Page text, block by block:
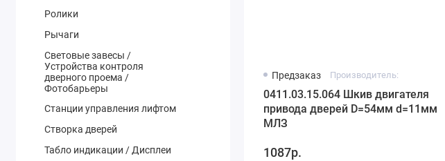
Ролики
Рычаги
Световые завесы /
Устройства контроля
дверного проема /
Фотобарьеры
Станции управления лифтом
Створка дверей
Табло индикации / Дисплеи
Предзаказ Производитель:
0411.03.15.064 Шкив двигателя
привода дверей D=54мм d=11мм
МЛЗ
1087р.